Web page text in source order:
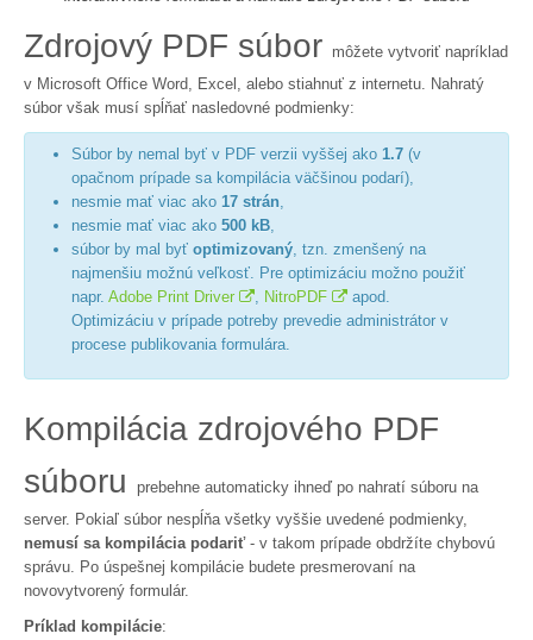
Zdrojový PDF súbor môžete vytvoriť napríklad
v Microsoft Office Word, Excel, alebo stiahnuť z internetu. Nahratý
súbor však musí spĺňať nasledovné podmienky:
Súbor by nemal byť v PDF verzii vyššej ako 1.7 (v
opačnom prípade sa kompilácia väčšinou podarí),
nesmie mať viac ako 17 strán
nesmie mať viac ako 500 kB
súbor by mal byť optimizovaný , tzn. zmenšený na
najmenšiu možnú veľkosť. Pre optimizáciu možno použiť
napr. Adobe Print Driver  NitroPDF  apod.
Optimizáciu v prípade potreby prevedie administrátor v
procese publikovania formulára.
Kompilácia zdrojového PDF
súboru
prebehne automaticky ihneď po nahratí súboru na
server. Pokiaľ súbor nespĺňa všetky vyššie uvedené podmienky,
nemusí sa kompilácia podariť- v takom prípade obdržíte chybovú
správu. Po úspešnej kompilácie budete presmerovaní na
novovytvorený formulár.
Príklad kompilácie: